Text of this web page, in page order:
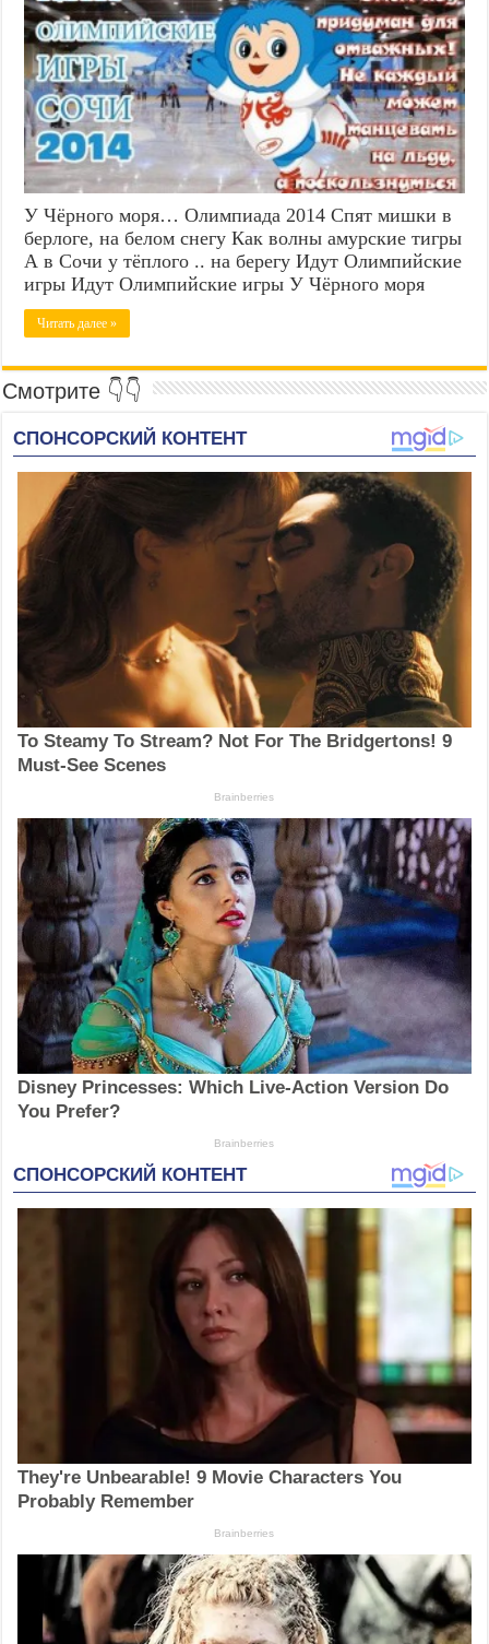
У Чёрного моря… Олимпиада 2014 Спят мишки в
берлоге, на белом снегу Как волны амурские тигры
А в Сочи у тёплого .. на берегу Идут Олимпийские
игры Идут Олимпийские игры У Чёрного моря
Читать далее »
Смотрите 👇👇